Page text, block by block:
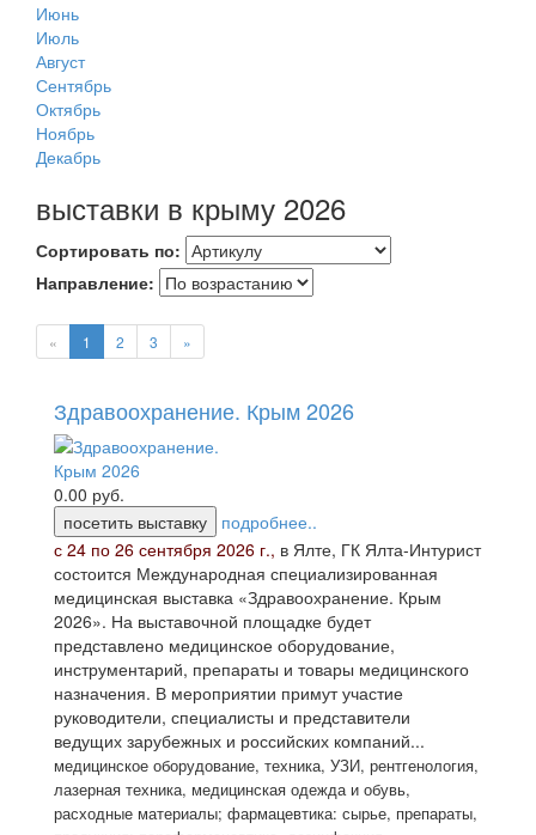
Июнь
Июль
Август
Сентябрь
Октябрь
Ноябрь
Декабрь
выставки в крыму 2026
Сортировать по:
Направление:
« 1 2 3 »
Здравоохранение. Крым 2026
0.00 руб.
посетить выставку
подробнее..
с 24 по 26 сентября 2026 г., в Ялте, ГК Ялта-Интурист
состоится Международная специализированная
медицинская выставка «Здравоохранение. Крым
2026». На выставочной площадке будет
представлено медицинское оборудование,
инструментарий, препараты и товары медицинского
назначения. В мероприятии примут участие
руководители, специалисты и представители
ведущих зарубежных и российских компаний...
медицинское оборудование, техника, УЗИ, рентгенология,
лазерная техника, медицинская одежда и обувь,
расходные материалы; фармацевтика: сырье, препараты,